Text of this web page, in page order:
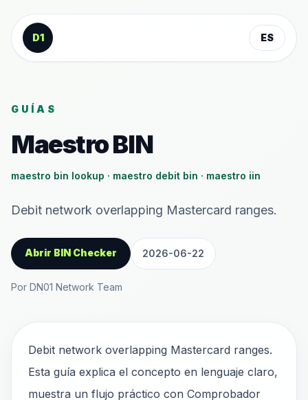
Saltar al contenido
D1
ES
GUÍAS
Maestro BIN
maestro bin lookup · maestro debit bin · maestro iin
Debit network overlapping Mastercard ranges.
Abrir BIN Checker 2026-06-22
Por DN01 Network Team
Debit network overlapping Mastercard ranges.
Esta guía explica el concepto en lenguaje claro,
muestra un flujo práctico con Comprobador